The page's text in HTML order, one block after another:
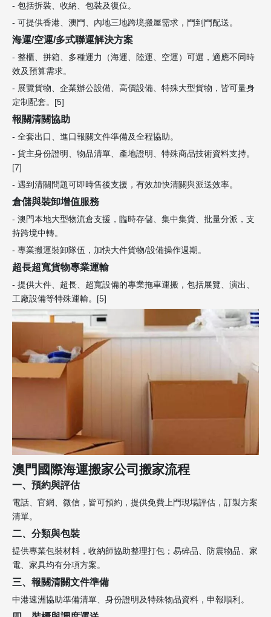
- 包括拆裝、收納、包裝及復位。
- 可提供香港、澳門、內地三地跨境搬屋需求，門到門配送。
海運/空運/多式聯運解決方案
- 整櫃、拼箱、多種運力（海運、陸運、空運）可選，適應不同時
效及預算需求。
- 展覽貨物、企業辦公設備、高價設備、特殊大型貨物，皆可量身
定制配套。[5]
報關清關協助
- 全套出口、進口報關文件準備及全程協助。
- 貨主身份證明、物品清單、產地證明、特殊商品技術資料支持。
[7]
- 遇到清關問題可即時售後支援，有效加快清關與派送效率。
倉儲與裝卸增值服務
- 澳門本地大型物流倉支援，臨時存儲、集中集貨、批量分派，支
持跨境中轉。
- 專業搬運裝卸隊伍，加快大件貨物/設備操作週期。
超長超寬貨物專業運輸
- 提供大件、超長、超寬設備的專業拖車運搬，包括展覽、演出、
工廠設備等特殊運輸。[5]
澳門國際海運搬家公司搬家流程
一、預約與評估
電話、官網、微信，皆可預約，提供免費上門現場評估，訂製方案
清單。
二、分類與包裝
提供專業包裝材料，收納師協助整理打包；易碎品、防震物品、家
電、家具均有分項方案。
三、報關清關文件準備
中港速洲協助準備清單、身份證明及特殊物品資料，申報順利。